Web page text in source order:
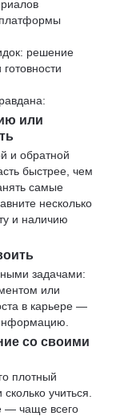
решение
или
и обратной
быстрее, чем
самые
несколько
и наличию
задачами:
или
в карьере —
со своими
плотный
учиться.
— чаще всего